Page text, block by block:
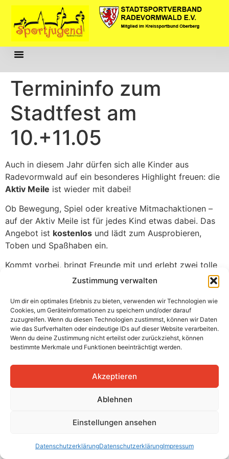
Zustimmung verwalten
Um dir ein optimales Erlebnis zu bieten, verwenden wir Technologien wie
Cookies, um Geräteinformationen zu speichern und/oder darauf
zuzugreifen. Wenn du diesen Technologien zustimmst, können wir Daten
wie das Surfverhalten oder eindeutige IDs auf dieser Website verarbeiten.
Wenn du deine Zustimmung nicht erteilst oder zurückziehst, können
bestimmte Merkmale und Funktionen beeinträchtigt werden.
Akzeptieren
Ablehnen
Einstellungen ansehen
DatenschutzerklärungDatenschutzerklärungImpressum
Termininfo zum
Stadtfest am
10.+11.05
Auch in diesem Jahr dürfen sich alle Kinder aus
Radevormwald auf ein besonderes Highlight freuen: die
Aktiv Meile ist wieder mit dabei!
Ob Bewegung, Spiel oder kreative Mitmachaktionen –
auf der Aktiv Meile ist für jedes Kind etwas dabei. Das
Angebot ist kostenlos und lädt zum Ausprobieren,
Toben und Spaßhaben ein.
Kommt vorbei, bringt Freunde mit und erlebt zwei tolle
Tage voller Action und guter Laune!
Sportjugend Radevormwald
Datenschutzerklärung